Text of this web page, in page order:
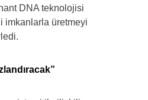
DNA teknolojisi
imkanlarla üretmeyi